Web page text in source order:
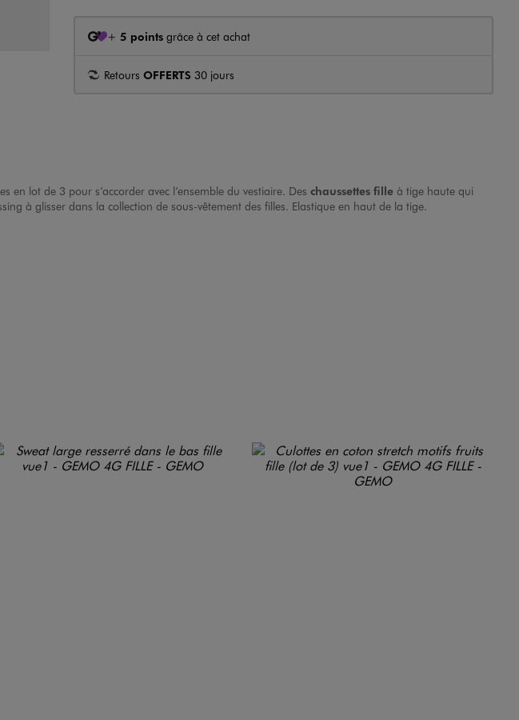
+ 5 pointsgrâce à cet achat
Retours OFFERTS 30 jours
en lot de 3 pour s’accorder avec l’ensemble du vestiaire. Des chaussettes fille à tige haute qui
à glisser dans la collection de sous-vêtement des filles. Elastique en haut de la tige.